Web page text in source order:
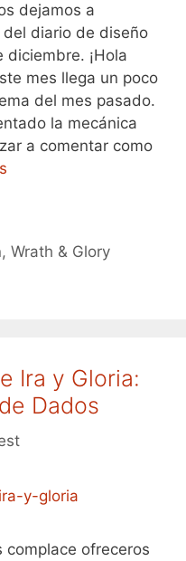
dejamos a
diario de diseño
diciembre. ¡Hola
mes llega un poco
del mes pasado.
la mecánica
a comentar como
,Wrath & Glory
Ira y Gloria:
Dados
complace ofreceros